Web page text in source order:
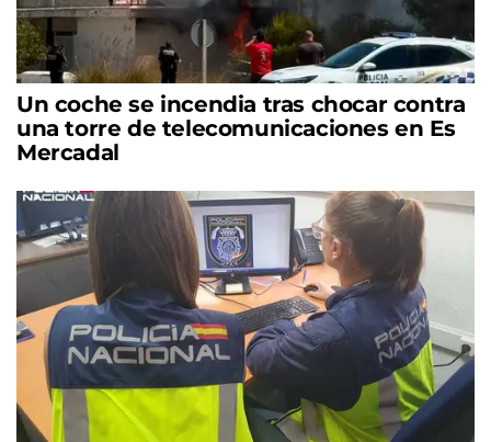
Un coche se incendia tras chocar contra
una torre de telecomunicaciones en Es
Mercadal